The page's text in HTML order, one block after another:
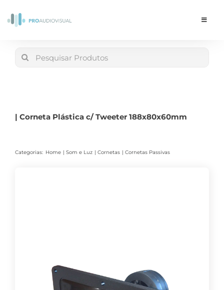
Toggle
Search
| Corneta Plástica c/ Tweeter 188x80x60mm
Categorias: Home Som e Luz Cornetas Cornetas Passivas